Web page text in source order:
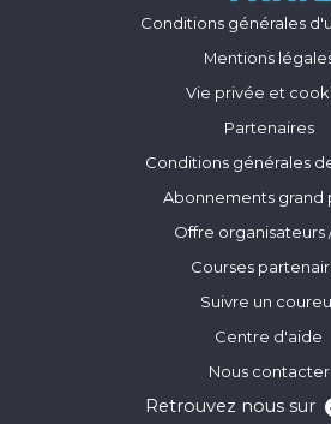
Conditions générales
Mentions
Vie privée et
Partenaires
Conditions générales
Abonnements grand
Offre organisateurs
Courses
Suivre un
Centre d'aide
Nous contacter
Retrouvez nous sur